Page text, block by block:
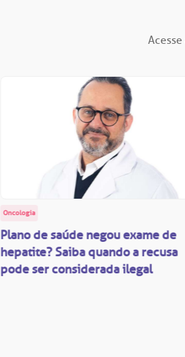
Oncologia
Plano de saúde negou exame de
hepatite? Saiba quando a recusa
pode ser considerada ilegal